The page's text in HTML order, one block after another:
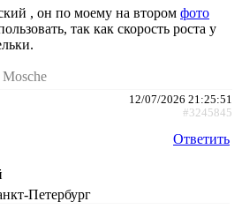
, он по моему на втором фото
так как скорость роста у
12/07/2026 21:25:51
#3245845
Ответить
Петербург